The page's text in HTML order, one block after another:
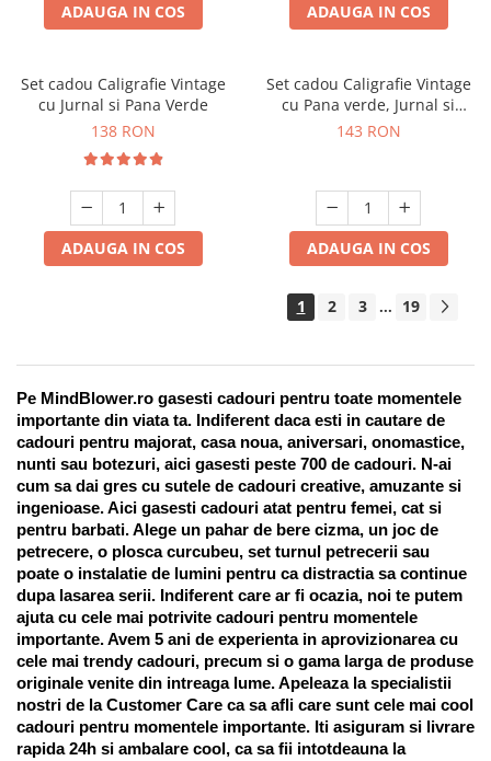
ADAUGA IN COS ADAUGA IN COS
Set cadou Caligrafie Vintage
cu Jurnal si Pana Verde
138 RON
ADAUGA IN COS
Set cadou Caligrafie Vintage
cu Pana verde, Jurnal si
Suport pentru stilou, 9 piese
143 RON
ADAUGA IN COS
1 2 3 ... 19
Pe MindBlower.ro gasesti cadouri pentru toate momentele
importante din viata ta. Indiferent daca esti in cautare de
cadouri pentru majorat, casa noua, aniversari, onomastice,
nunti sau botezuri, aici gasesti peste 700 de cadouri. N-ai
cum sa dai gres cu sutele de cadouri creative, amuzante si
ingenioase. Aici gasesti cadouri atat pentru femei, cat si
pentru barbati. Alege un pahar de bere cizma, un joc de
petrecere, o plosca curcubeu, set turnul petrecerii sau
poate o instalatie de lumini pentru ca distractia sa continue
dupa lasarea serii. Indiferent care ar fi ocazia, noi te putem
ajuta cu cele mai potrivite cadouri pentru momentele
importante. Avem 5 ani de experienta in aprovizionarea cu
cele mai trendy cadouri, precum si o gama larga de produse
originale venite din intreaga lume. Apeleaza la specialistii
nostri de la Customer Care ca sa afli care sunt cele mai cool
cadouri pentru momentele importante. Iti asiguram si livrare
rapida 24h si ambalare cool, ca sa fii intotdeauna la